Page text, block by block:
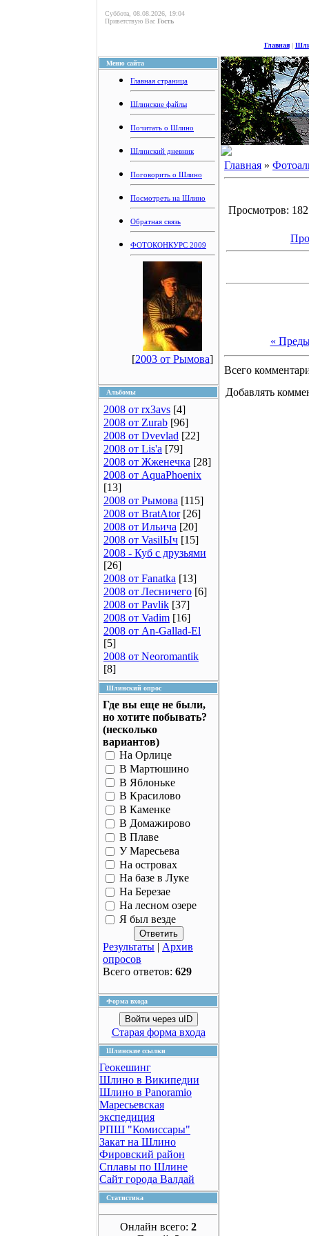
Суббота, 08.08.2026, 19:04
Приветствую Вас Гость
Главная|
Меню сайта
Главная страница
Шлинские файлы
Почитать о Шлино
Шлинский дневник
Поговорить о Шлино
Посмотреть на Шлино
Обратная связь
ФОТОКОНКУРС 2009
[2003 от Рымова]
Альбомы
2008 от rx3avs [4]
2008 от Zurab [96]
2008 от Dvevlad [22]
2008 от Lis'a [79]
2008 от Жженечка [28]
2008 от AquaPhoenix
[13]
2008 от Рымова [115]
2008 от BratAtor [26]
2008 от Ильича [20]
2008 от VasilЫч [15]
2008 - Куб с друзьями
[26]
2008 от Fanatka [13]
2008 от Лесничего [6]
2008 от Pavlik [37]
2008 от Vadim [16]
2008 от An-Gallad-El
[5]
2008 от Neoromantik
[8]
Шлинский опрос
Где вы еще не были,
но хотите побывать?
(несколько
вариантов)
На Орлице
В Мартюшино
В Яблоньке
В Красилово
В Каменке
В Домажирово
В Плаве
У Маресьева
На островах
На базе в Луке
На Березае
На лесном озере
Я был везде
Результаты | Архив
опросов
Всего ответов: 629
Форма входа
Войти через uID
Старая форма входа
Шлинские ссылки
Геокешинг
Шлино в Википедии
Шлино в Panoramio
Маресьевская
экспедиция
РПШ "Комиссары"
Закат на Шлино
Фировский район
Сплавы по Шлине
Сайт города Валдай
Статистика
Онлайн всего: 2
Главная »
Просмотров:
«
Всего
Добавлять